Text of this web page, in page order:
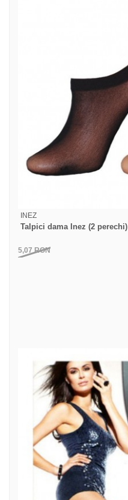
INEZ
Talpici dama Inez (2 perechi)
5,07RON